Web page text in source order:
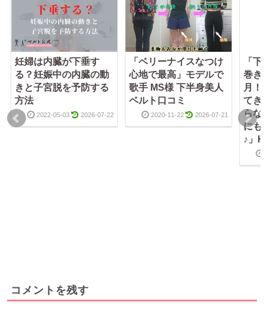
妊婦は内臓が下垂す
る？妊娠中の内臓の動
きと子宮脱を予防する
方法
2022-05-03 2026-07-22
「ベリーナイスなつけ
心地で最高」モデルで
歌手 MS様 下半身美人
ベルト口コミ
2020-11-22 2026-07-21
「
巻
月
て
らな
に
♪」
コメントを残す